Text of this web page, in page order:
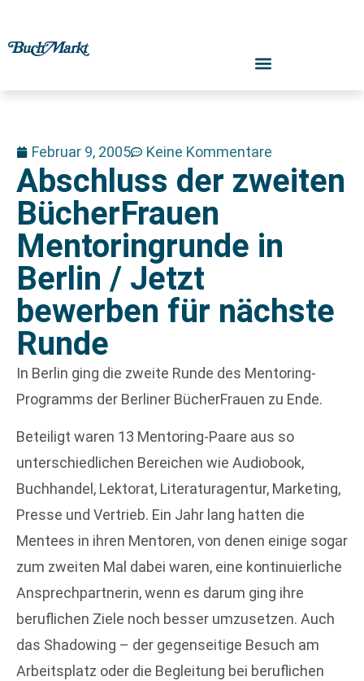
Februar 9, 2005 Keine Kommentare
Abschluss der zweiten
BücherFrauen
Mentoringrunde in
Berlin / Jetzt
bewerben für nächste
Runde
In Berlin ging die zweite Runde des Mentoring-
Programms der Berliner BücherFrauen zu Ende.
Beteiligt waren 13 Mentoring-Paare aus so
unterschiedlichen Bereichen wie Audiobook,
Buchhandel, Lektorat, Literaturagentur, Marketing,
Presse und Vertrieb. Ein Jahr lang hatten die
Mentees in ihren Mentoren, von denen einige sogar
zum zweiten Mal dabei waren, eine kontinuierliche
Ansprechpartnerin, wenn es darum ging ihre
beruflichen Ziele noch besser umzusetzen. Auch
das Shadowing – der gegenseitige Besuch am
Arbeitsplatz oder die Begleitung bei beruflichen